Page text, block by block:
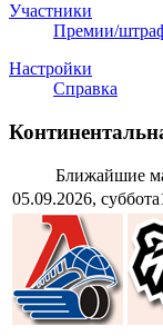
Участники
Премии/
Настройки
Справка
Ближайшие
05.09.2026, суббота